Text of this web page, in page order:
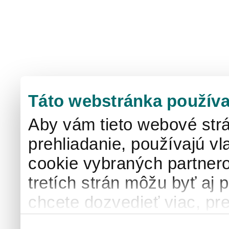
Táto webstránka
Aby vám tieto webové
prehliadanie, používajú
cookie vybraných
tretích strán môžu byť aj
chcete dozvedieť viac,